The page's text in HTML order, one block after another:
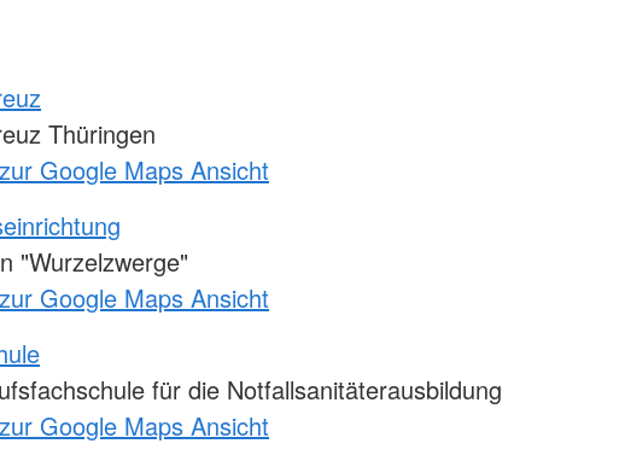
Thüringen
Google Maps Ansicht
"Wurzelzwerge"
Google Maps Ansicht
für die Notfallsanitäterausbildung
Google Maps Ansicht